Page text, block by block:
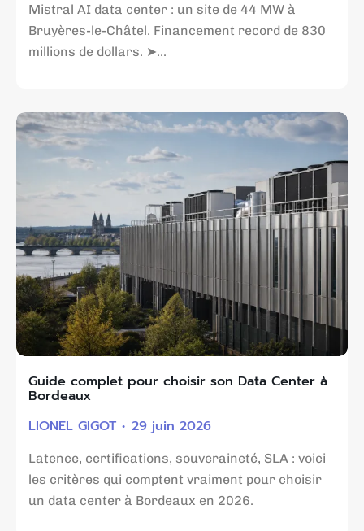
Mistral AI data center : un site de 44 MW à
Bruyères-le-Châtel. Financement record de 830
millions de dollars. ➤...
Guide complet pour choisir son Data Center à
Bordeaux
LIONEL GIGOT
29 juin 2026
Latence, certifications, souveraineté, SLA : voici
les critères qui comptent vraiment pour choisir
un data center à Bordeaux en 2026.